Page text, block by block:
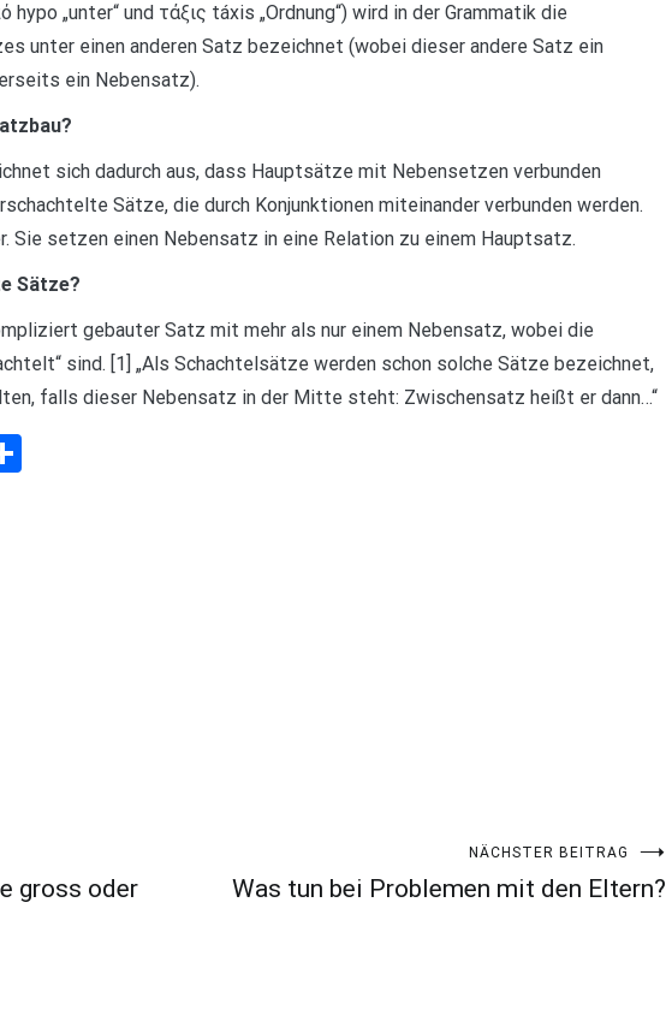
„unter“ und τάξις táxis „Ordnung“) wird in der Grammatik die
unter einen anderen Satz bezeichnet (wobei dieser andere Satz ein
ein Nebensatz).
sich dadurch aus, dass Hauptsätze mit Nebensetzen verbunden
Sätze, die durch Konjunktionen miteinander verbunden werden.
Sie setzen einen Nebensatz in eine Relation zu einem Hauptsatz.
Sätze?
gebauter Satz mit mehr als nur einem Nebensatz, wobei die
sind. [1] „Als Schachtelsätze werden schon solche Sätze bezeichnet,
falls dieser Nebensatz in der Mitte steht: Zwischensatz heißt er dann…“
gross oder
NÄCHSTER BEITRAG
Was tun bei Problemen mit den Eltern?